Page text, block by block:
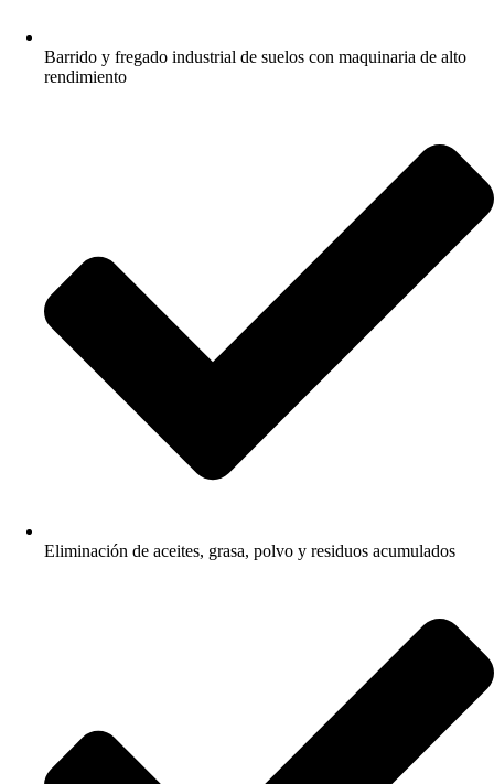
Barrido y fregado industrial de suelos con maquinaria de alto
rendimiento
Eliminación de aceites, grasa, polvo y residuos acumulados